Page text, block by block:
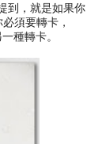
到，就是如果你
須要轉卡，
種轉卡。